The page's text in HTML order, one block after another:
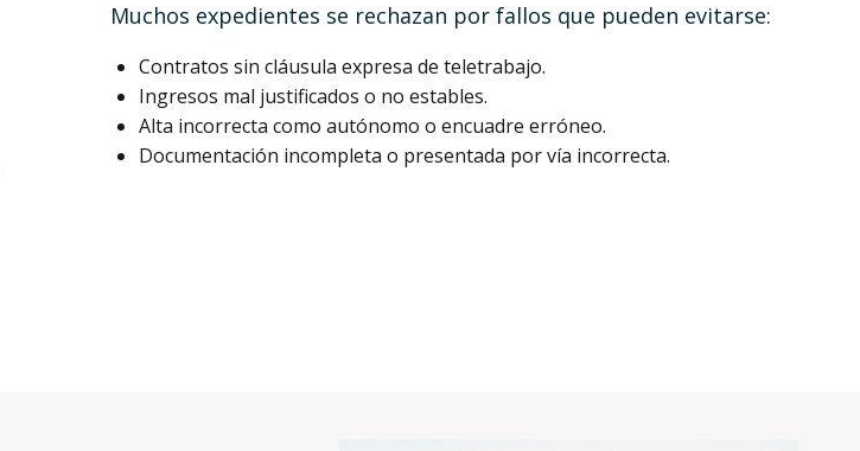
Muchos expedientes se rechazan por fallos que pueden evitarse:
Contratos sin cláusula expresa de teletrabajo.
Ingresos mal justificados o no estables.
Alta incorrecta como autónomo o encuadre erróneo.
Documentación incompleta o presentada por vía incorrecta.